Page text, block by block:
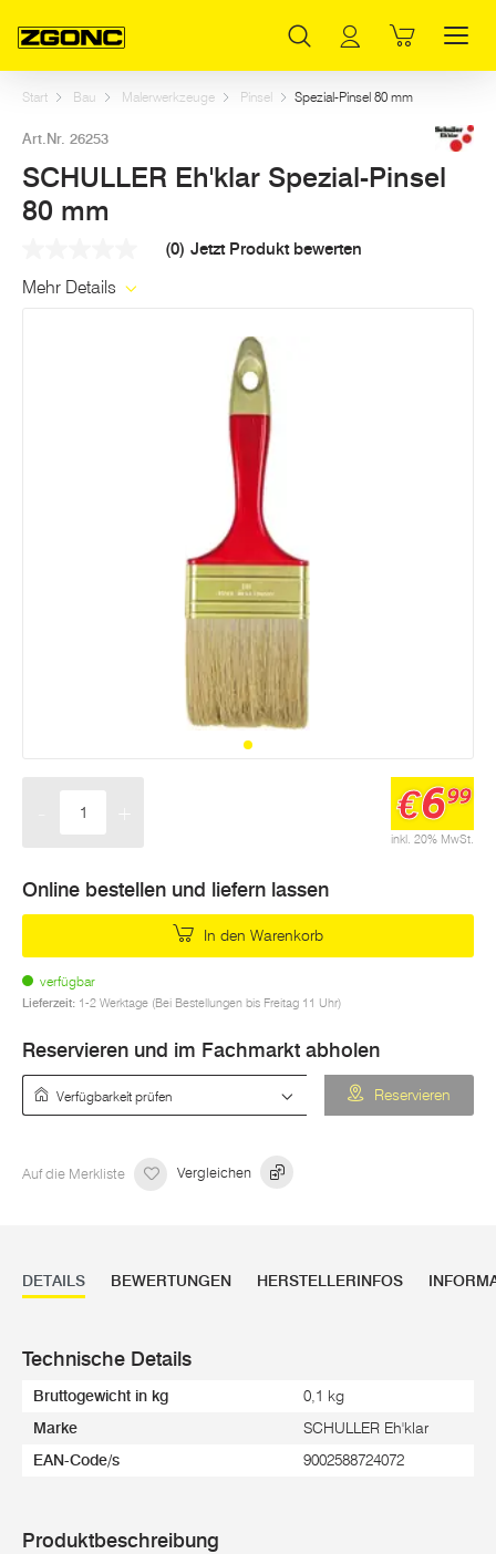
Start Bau Malerwerkzeuge Pinsel Spezial-Pinsel 80 mm
Art.Nr. 26253
SCHULLER Eh'klar Spezial-Pinsel
80 mm
Link
(0) Jetzt Produkt bewerten
Mehr Details
inkl. 20% MwSt.
€699
Online bestellen und liefern lassen
In den Warenkorb
verfügbar
Lieferzeit: 1-2 Werktage (Bei Bestellungen bis Freitag 11 Uhr)
Reservieren und im Fachmarkt abholen
Reservieren
Auf die Merkliste Vergleichen
DETAILS BEWERTUNGEN HERSTELLERINFOS
Technische Details
Bruttogewicht in kg 0,1 kg
Marke SCHULLER Eh'klar
EAN-Code/s 9002588724072
Produktbeschreibung